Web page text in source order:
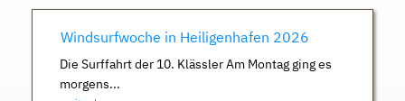
Windsurfwoche in Heiligenhafen 2026
Die Surffahrt der 10. Klässler Am Montag ging es
morgens...